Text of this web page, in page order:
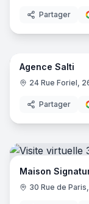
Partager
Agence Salti
24 Rue Foriel,
Partager
Maison
30 Rue de